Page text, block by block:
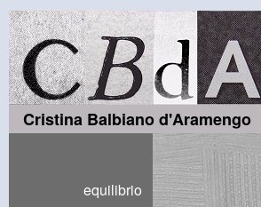
Cristina Balbiano d'Aramengo
equilibrio